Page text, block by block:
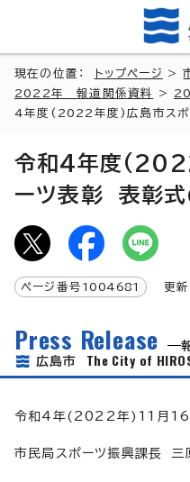
現在の位置： トップページ >
2022年 報道関係資料
>
4年度(2022年度)広島市スポ
令和4年度
ーツ表彰 表彰式
ページ番号 1004681 更新
Press Release
広島市 The City of
令和4年(2022年)11月16日
市民局スポーツ振興課長 三